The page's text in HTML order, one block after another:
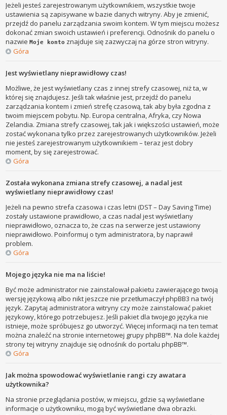
Jeżeli jesteś zarejestrowanym użytkownikiem, wszystkie twoje
ustawienia są zapisywane w bazie danych witryny. Aby je zmienić,
przejdź do panelu zarządzania swoim kontem. W tym miejscu możesz
dokonać zmian swoich ustawień i preferencji. Odnośnik do panelu o
nazwieMoje konto znajduje się zazwyczaj na górze stron witryny.
Góra
Jest wyświetlany nieprawidłowy czas!
Możliwe, że jest wyświetlany czas z innej strefy czasowej, niż ta, w
której się znajdujesz. Jeśli tak właśnie jest, przejdź do panelu
zarządzania kontem i zmień strefę czasową, tak aby była zgodna z
twoim miejscem pobytu. Np. Europa centralna, Afryka, czy Nowa
Zelandia. Zmiana strefy czasowej, tak jak i większości ustawień, może
zostać wykonana tylko przez zarejestrowanych użytkowników. Jeżeli
nie jesteś zarejestrowanym użytkownikiem – teraz jest dobry
moment, by się zarejestrować.
Góra
Została wykonana zmiana strefy czasowej, a nadal jest
wyświetlany nieprawidłowy czas!
Jeżeli na pewno strefa czasowa i czas letni (DST – Day Saving Time)
zostały ustawione prawidłowo, a czas nadal jest wyświetlany
nieprawidłowo, oznacza to, że czas na serwerze jest ustawiony
nieprawidłowo. Poinformuj o tym administratora, by naprawił
problem.
Góra
Mojego języka nie ma na liście!
Być może administrator nie zainstalował pakietu zawierającego twoją
wersję językową albo nikt jeszcze nie przetłumaczył phpBB3 na twój
język. Zapytaj administratora witryny czy może zainstalować pakiet
językowy, którego potrzebujesz. Jeśli pakiet dla twojego języka nie
istnieje, może spróbujesz go utworzyć. Więcej informacji na ten temat
można znaleźć na stronie internetowej grupy phpBB™. Na dole każdej
strony tej witryny znajduje się odnośnik do portalu phpBB™.
Góra
Jak można spowodować wyświetlanie rangi czy awatara
użytkownika?
Na stronie przeglądania postów, w miejscu, gdzie są wyświetlane
informacje o użytkowniku, mogą być wyświetlane dwa obrazki.